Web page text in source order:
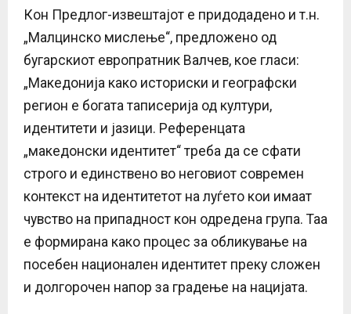
Кон Предлог-извештајот е придодадено и т.н.
„Малцинско мислење“, предложено од
бугарскиот европратник Валчев, кое гласи:
„Македонија како историски и географски
регион е богата таписерија од култури,
идентитети и јазици. Референцата
„македонски идентитет“ треба да се сфати
строго и единствено во неговиот современ
контекст на идентитетот на луѓето кои имаат
чувство на припадност кон одредена група. Таа
е формирана како процес за обликување на
посебен национален идентитет преку сложен
и долгорочен напор за градење на нацијата.